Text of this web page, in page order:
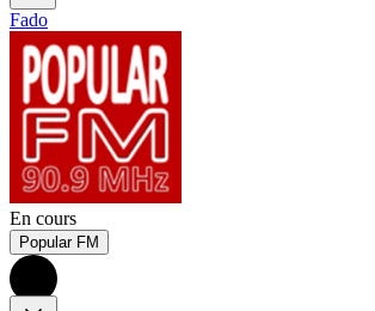
Fado
En cours
Popular FM